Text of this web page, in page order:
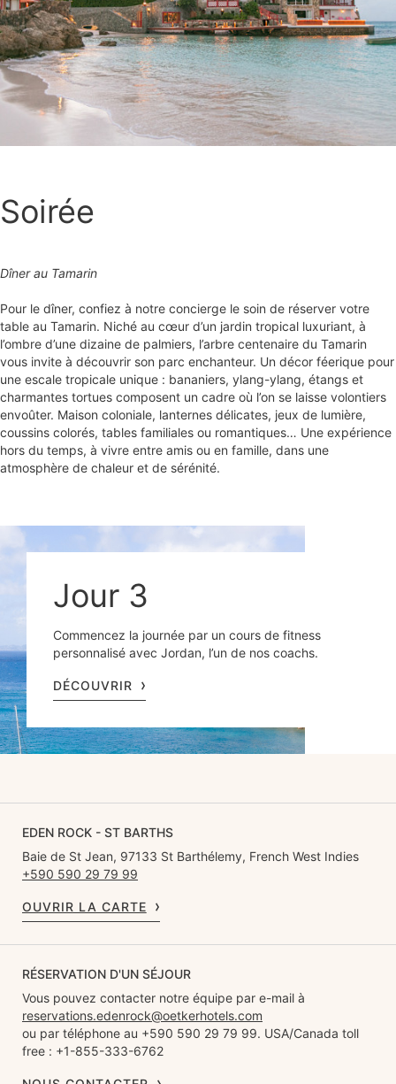
Soirée
Dîner au Tamarin
Pour le dîner, confiez à notre concierge le soin de réserver votre
table au Tamarin. Niché au cœur d’un jardin tropical luxuriant, à
l’ombre d’une dizaine de palmiers, l’arbre centenaire du Tamarin
vous invite à découvrir son parc enchanteur. Un décor féerique pour
une escale tropicale unique : bananiers, ylang-ylang, étangs et
charmantes tortues composent un cadre où l’on se laisse volontiers
envoûter. Maison coloniale, lanternes délicates, jeux de lumière,
coussins colorés, tables familiales ou romantiques… Une expérience
hors du temps, à vivre entre amis ou en famille, dans une
Jour 3
Commencez la journée par un cours de fitness
personnalisé avec Jordan, l’un de nos coachs.
DÉCOUVRIR
EDEN ROCK - ST BARTHS
Baie de St Jean, 97133 St Barthélemy, French West Indies
+590 590 29 79 99
OUVRIR LA CARTE
RÉSERVATION D'UN SÉJOUR
Vous pouvez contacter notre équipe par e-mail à
reservations.edenrock@oetkerhotels.com
ou par téléphone au +590 590 29 79 99. USA/Canada toll
free : +1-855-333-6762